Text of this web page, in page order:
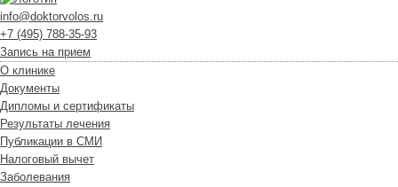
info@doktorvolos.ru
+7 (495) 788-35-93
Запись на прием
О клинике
Документы
Дипломы и сертификаты
Результаты лечения
Публикации в СМИ
Налоговый вычет
Заболевания